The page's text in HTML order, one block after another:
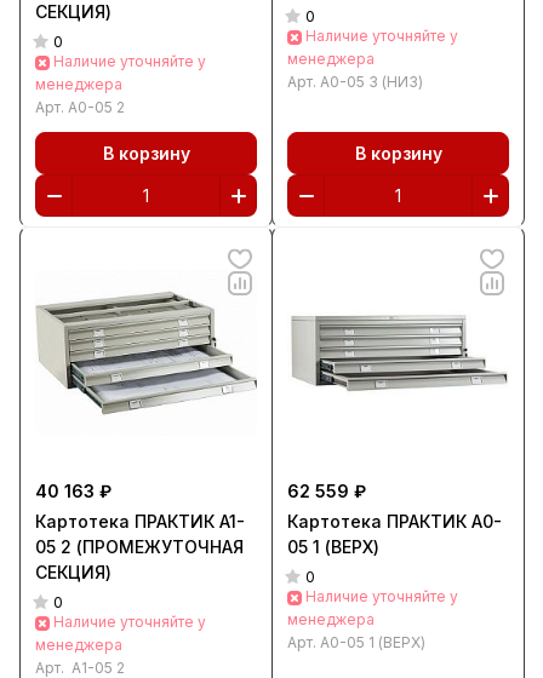
СЕКЦИЯ)
0
Наличие уточняйте у
менеджера
Арт. А0-05 2
В корзину
0
Наличие уточняйте у
менеджера
Арт. А0-05 3 (НИЗ)
В корзину
40 163 ₽
Картотека ПРАКТИК A1-
05 2 (ПРОМЕЖУТОЧНАЯ
СЕКЦИЯ)
0
Наличие уточняйте у
менеджера
Арт. A1-05 2
62 559 ₽
Картотека ПРАКТИК А0-
05 1 (ВЕРХ)
0
Наличие уточняйте у
менеджера
Арт. А0-05 1 (ВЕРХ)